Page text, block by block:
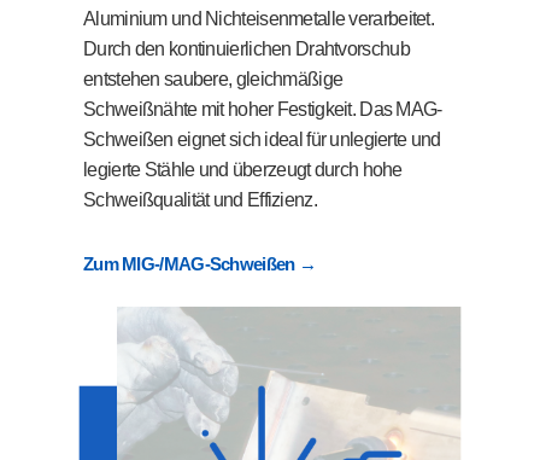
Aluminium und Nichteisenmetalle verarbeitet.
Durch den kontinuierlichen Drahtvorschub
entstehen saubere, gleichmäßige
Schweißnähte mit hoher Festigkeit. Das MAG-
Schweißen eignet sich ideal für unlegierte und
legierte Stähle und überzeugt durch hohe
Schweißqualität und Effizienz.
Zum MIG-/MAG-Schweißen →